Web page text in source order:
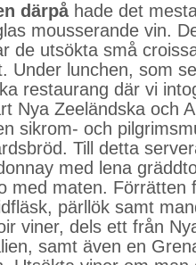
därpåhade det
mousserande vin.
de utsökta små
Under lunchen, som
restaurang där vi
Nya Zeeländska och
sikrom- och
Till detta
med lena
med maten. Förrätten
pärllök samt
viner, dels ett från
samt även en